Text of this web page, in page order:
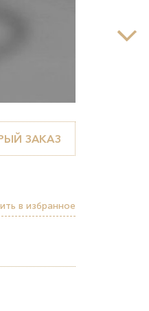
ЗАКАЗ
в избранное